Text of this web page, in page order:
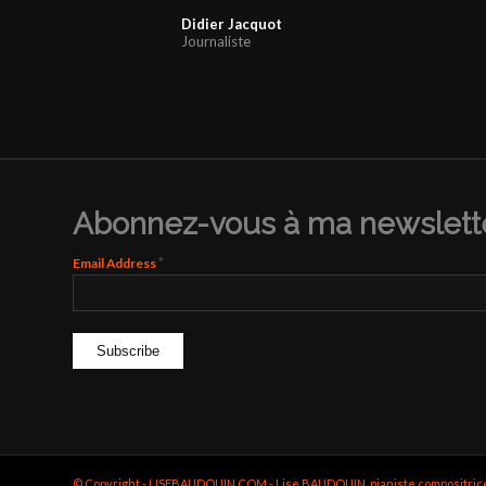
Didier Jacquot
Journaliste
Abonnez-vous à ma
Email Address *